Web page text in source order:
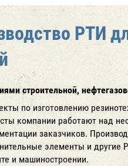
РТИ
строительной,
по изготовлению
компании работают над
заказчиков.
элементы и
и машиностроении.